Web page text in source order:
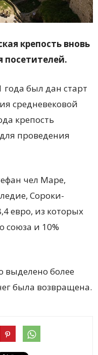
крепость вновь
посетителей.
года был дан старт
средневековой
крепость
проведения
чел Маре,
Сороки-
евро, из которых
союза и 10%
выделено более
была возвращена.